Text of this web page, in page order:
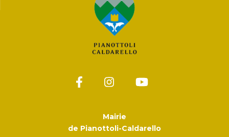
Mairie
de Pianottoli-Caldarello